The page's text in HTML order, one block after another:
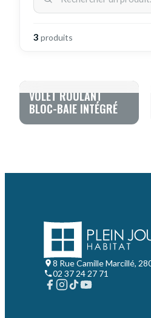
3 produits
VOLET ROULANT
BLOC-BAIE INTÉGRÉ
8 Rue Camille Marcillé,
02 37 24 27 71